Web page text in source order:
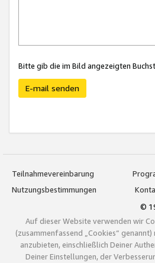
Bitte gib die im Bild angezeigten
E-mail senden
Teilnahmevereinbarung
Nutzungsbestimmungen
©
Auf dieser Website verwenden wir
(zusammenfassend „Cookies“
anzubieten, einschließlich Deiner
Deiner Einstellungen, der